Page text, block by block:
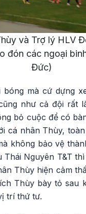
Video
và Trợ lý HLV
đón các ngoại
Đức)
bóng mà cứ dựng
như cả đội rất
bỏ cuộc để có
cá nhân Thùy,
không bảo vệ
Thái Nguyên T&T
Thùy hiện cảm
Thùy bày tỏ sau
trí thứ tư.